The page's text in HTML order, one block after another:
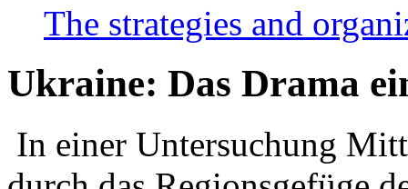
The strategies and
Ukraine: Das Drama
In einer Untersuchung